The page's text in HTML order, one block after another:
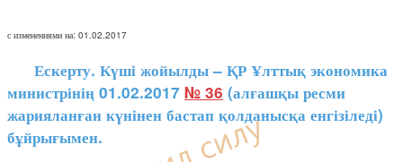
с изменениями на: 01.02.2017
Ескерту. Күші жойылды – ҚР Ұлттық экономика
министрінің 01.02.2017 № 36 (алғашқы ресми
жарияланған күнінен бастап қолданысқа енгізіледі)
бұйрығымен.